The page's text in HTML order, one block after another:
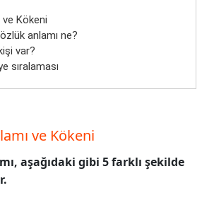
Kökeni
anlamı ne?
var?
sıralaması
ve Kökeni
aşağıdaki gibi 5 farklı şekilde